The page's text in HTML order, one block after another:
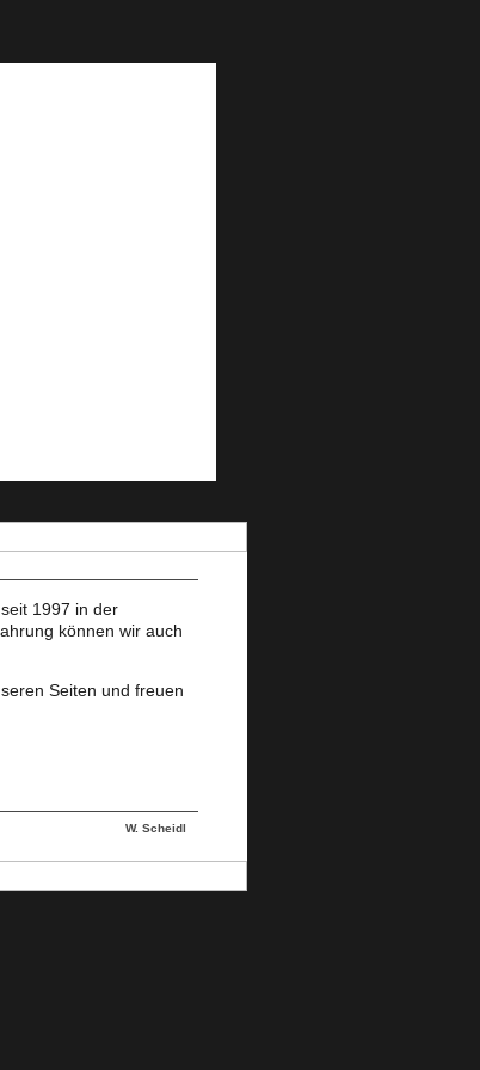
1997 in der
können wir auch
Seiten und freuen